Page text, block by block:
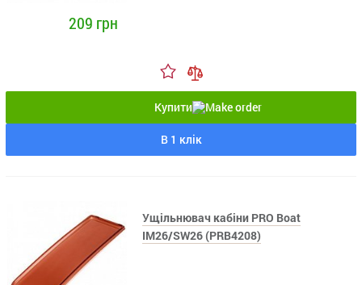
209 грн
Купити
В 1 клік
Ущільнювач кабіни PRO Boat
IM26/SW26 (PRB4208)